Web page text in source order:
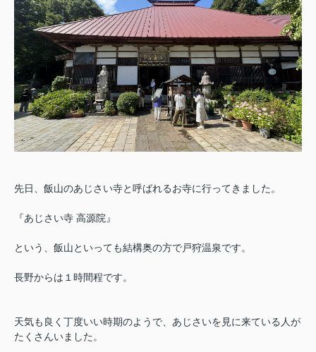
先日、飯山のあじさい寺と呼ばれるお寺に行ってきました。
『あじさい寺 高源院』
という、飯山といっても結構奥の方で戸狩温泉です。
長野からは１時間程です。
天気も良く丁度いい時期のようで、あじさいを見に来ている人が
たくさんいました。